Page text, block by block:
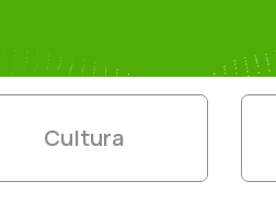
Cultura